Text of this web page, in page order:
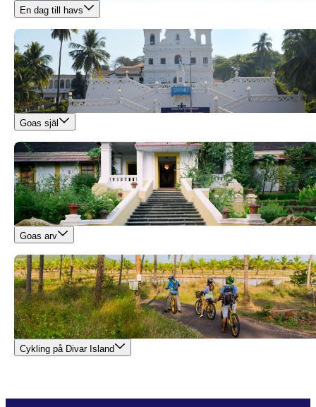
En dag till havs
Goas själ
Goas arv
Cykling på Divar Island